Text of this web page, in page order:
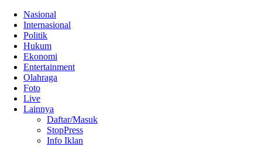
Nasional
Internasional
Politik
Hukum
Ekonomi
Entertainment
Olahraga
Foto
Live
Lainnya
Daftar/Masuk
StopPress
Info Iklan